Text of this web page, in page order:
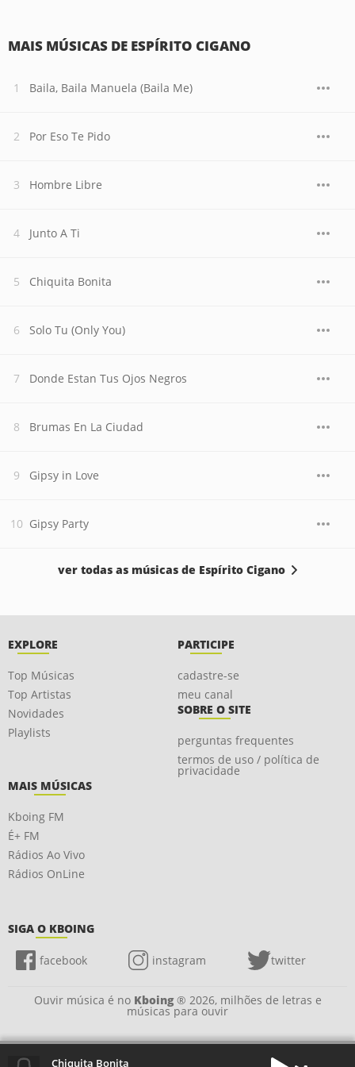
MAIS MÚSICAS DE ESPÍRITO CIGANO
Baila, Baila Manuela (Baila Me)
Por Eso Te Pido
Hombre Libre
Junto A Ti
Chiquita Bonita
Solo Tu (Only You)
Donde Estan Tus Ojos Negros
Brumas En La Ciudad
Gipsy in Love
Gipsy Party
ver todas as músicas de Espírito Cigano
EXPLORE
Top Músicas
Top Artistas
Novidades
Playlists
PARTICIPE
cadastre-se
meu canal
SOBRE O SITE
perguntas frequentes
termos de uso / política de
privacidade
MAIS MÚSICAS
Kboing FM
É+ FM
Rádios Ao Vivo
Rádios OnLine
SIGA O KBOING
facebook instagram twitter
Ouvir música é no Kboing® 2026, milhões de letras e
músicas para ouvir
Chiquita Bonita